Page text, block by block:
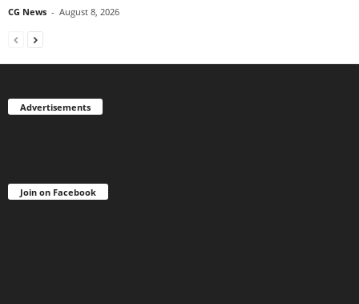
CG News - August 8, 2026
Advertisements
Join on Facebook